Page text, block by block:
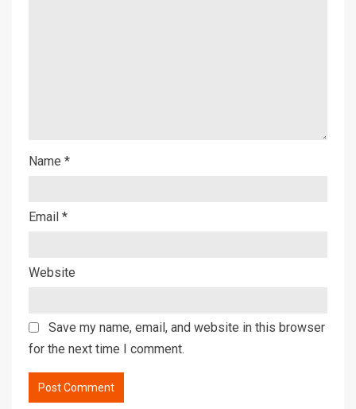
Name *
Email *
Website
Save my name, email, and website in this browser
for the next time I comment.